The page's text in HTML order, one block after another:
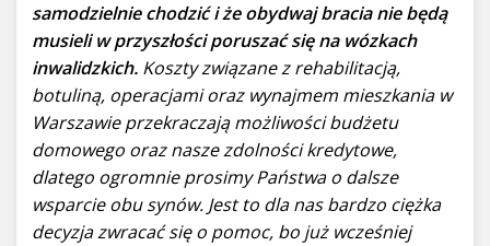
samodzielnie chodzić i że obydwaj bracia nie będą
musieli w przyszłości poruszać się na wózkach
inwalidzkich. Koszty związane z rehabilitacją,
botuliną, operacjami oraz wynajmem mieszkania w
Warszawie przekraczają możliwości budżetu
domowego oraz nasze zdolności kredytowe,
dlatego ogromnie prosimy Państwa o dalsze
wsparcie obu synów. Jest to dla nas bardzo ciężka
decyzja zwracać się o pomoc, bo już wcześniej